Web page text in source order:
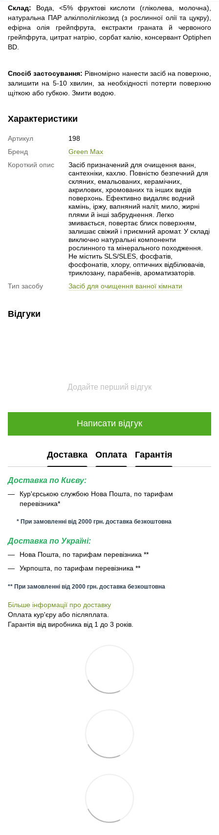
Склад: Вода, <5% фруктові кислоти (гліколева, молочна),
натуральна ПАР алкілполіглікозид (з рослинної олії та цукру),
ефірна олія грейпфрута, екстракти граната й червоного
грейпфрута, цитрат натрію, сорбат калію, консервант Optiphen
BD.
Спосіб застосування: Рівномірно нанести засіб на поверхню,
залишити на 5-10 хвилин, за необхідності потерти поверхню
щіткою або губкою. Змити водою.
Характеристики
Артикул
198
Бренд
Green Max
Короткий опис
Засіб призначений для очищення ванн,
сантехніки, кахлю. Повністю безпечний для
скляних, емальованих, керамічних,
акрилових, хромованих та інших видів
поверхонь. Ефективно видаляє водний
камінь, іржу, вапняний наліт, мило, жирні
плями й інші забруднення. Легко
змивається, повертає блиск поверхням,
залишає свіжий і приємний аромат. У складі
виключно натуральні компоненти
рослинного та мінерального походження.
Не містить SLS/SLES, фосфатів,
фосфонатів, хлору, оптичних відбілювачів,
триклозану, парабенів, ароматизаторів.
Тип засобу
Засіб для очищення ванної кімнати
Відгуки
Додайте перший відгук
Написати відгук
Доставка Оплата Гарантія
Доставка по Києву:
Кур'єрською службою Нова Пошта, по тарифам
перевізника*
* При замовленні від 2000 грн. доставка безкоштовна
Доставка по Україні:
Нова Пошта, по тарифам перевізника **
Укрпошта, по тарифам перевізника **
** При замовленні від 2000 грн. доставка безкоштовна
Більше інформації про доставку
Оплата кур'єру або післяплата.
Гарантія від виробника від 1 до 3 років.